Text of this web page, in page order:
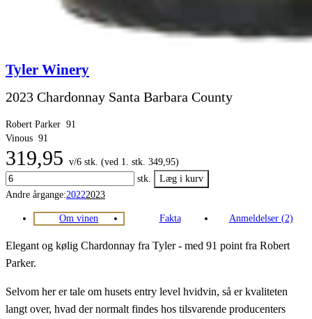
Tyler Winery
2023 Chardonnay Santa Barbara County
Robert Parker 91
Vinous 91
319,95 v/6 stk. (ved 1. stk. 349,95)
stk.
Andre årgange:20222023
Om vinen Fakta Anmeldelser (2)
Elegant og kølig Chardonnay fra Tyler - med 91 point fra Robert
Parker.
Selvom her er tale om husets entry level hvidvin, så er kvaliteten
langt over, hvad der normalt findes hos tilsvarende producenters